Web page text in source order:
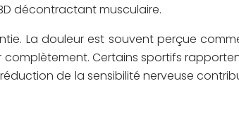
décontractant musculaire.
La douleur est souvent perçue
Certains sportifs
de la sensibilité nerveuse